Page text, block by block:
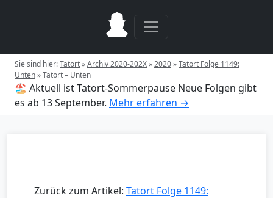
Sie sind hier:Tatort»Archiv 2020-202X»2020»Tatort Folge 1149:
Unten»Tatort – Unten
🏖️ Aktuell ist Tatort-Sommerpause Neue Folgen gibt
es ab 13 September. Mehr erfahren →
Zurück zum Artikel: Tatort Folge 1149: